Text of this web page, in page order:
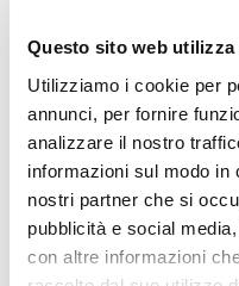
Questo sito web utilizza
Utilizziamo i cookie per
annunci, per fornire
analizzare il nostro
informazioni sul modo
nostri partner che si
pubblicità e social
con altre informazioni
strettamente
Servizio di
(contatto). Il
relativo
pertanto
determinerà
Servizio. I dati
collaborazione di
espressamente
responsabili o